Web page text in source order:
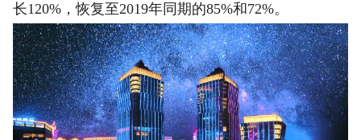
长120%，恢复至2019年同期的85%和72%。